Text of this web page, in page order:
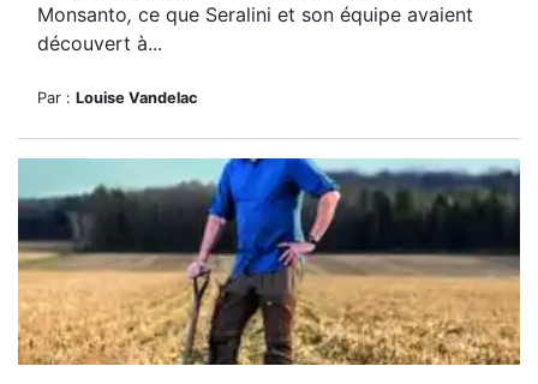
Monsanto, ce que Seralini et son équipe avaient
découvert à...
Par : Louise Vandelac